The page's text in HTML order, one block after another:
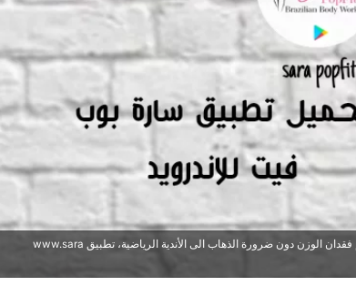
يبحث العديد من المستخدمين عن اهم وافضل التطبيقات التي تتيح لهم فقدان الوزن دون ضرورة الذهاب الى الأندية الرياضية، تطبيق www.sara